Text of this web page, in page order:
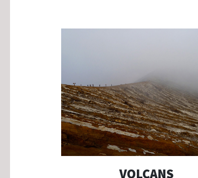
VOLCANS